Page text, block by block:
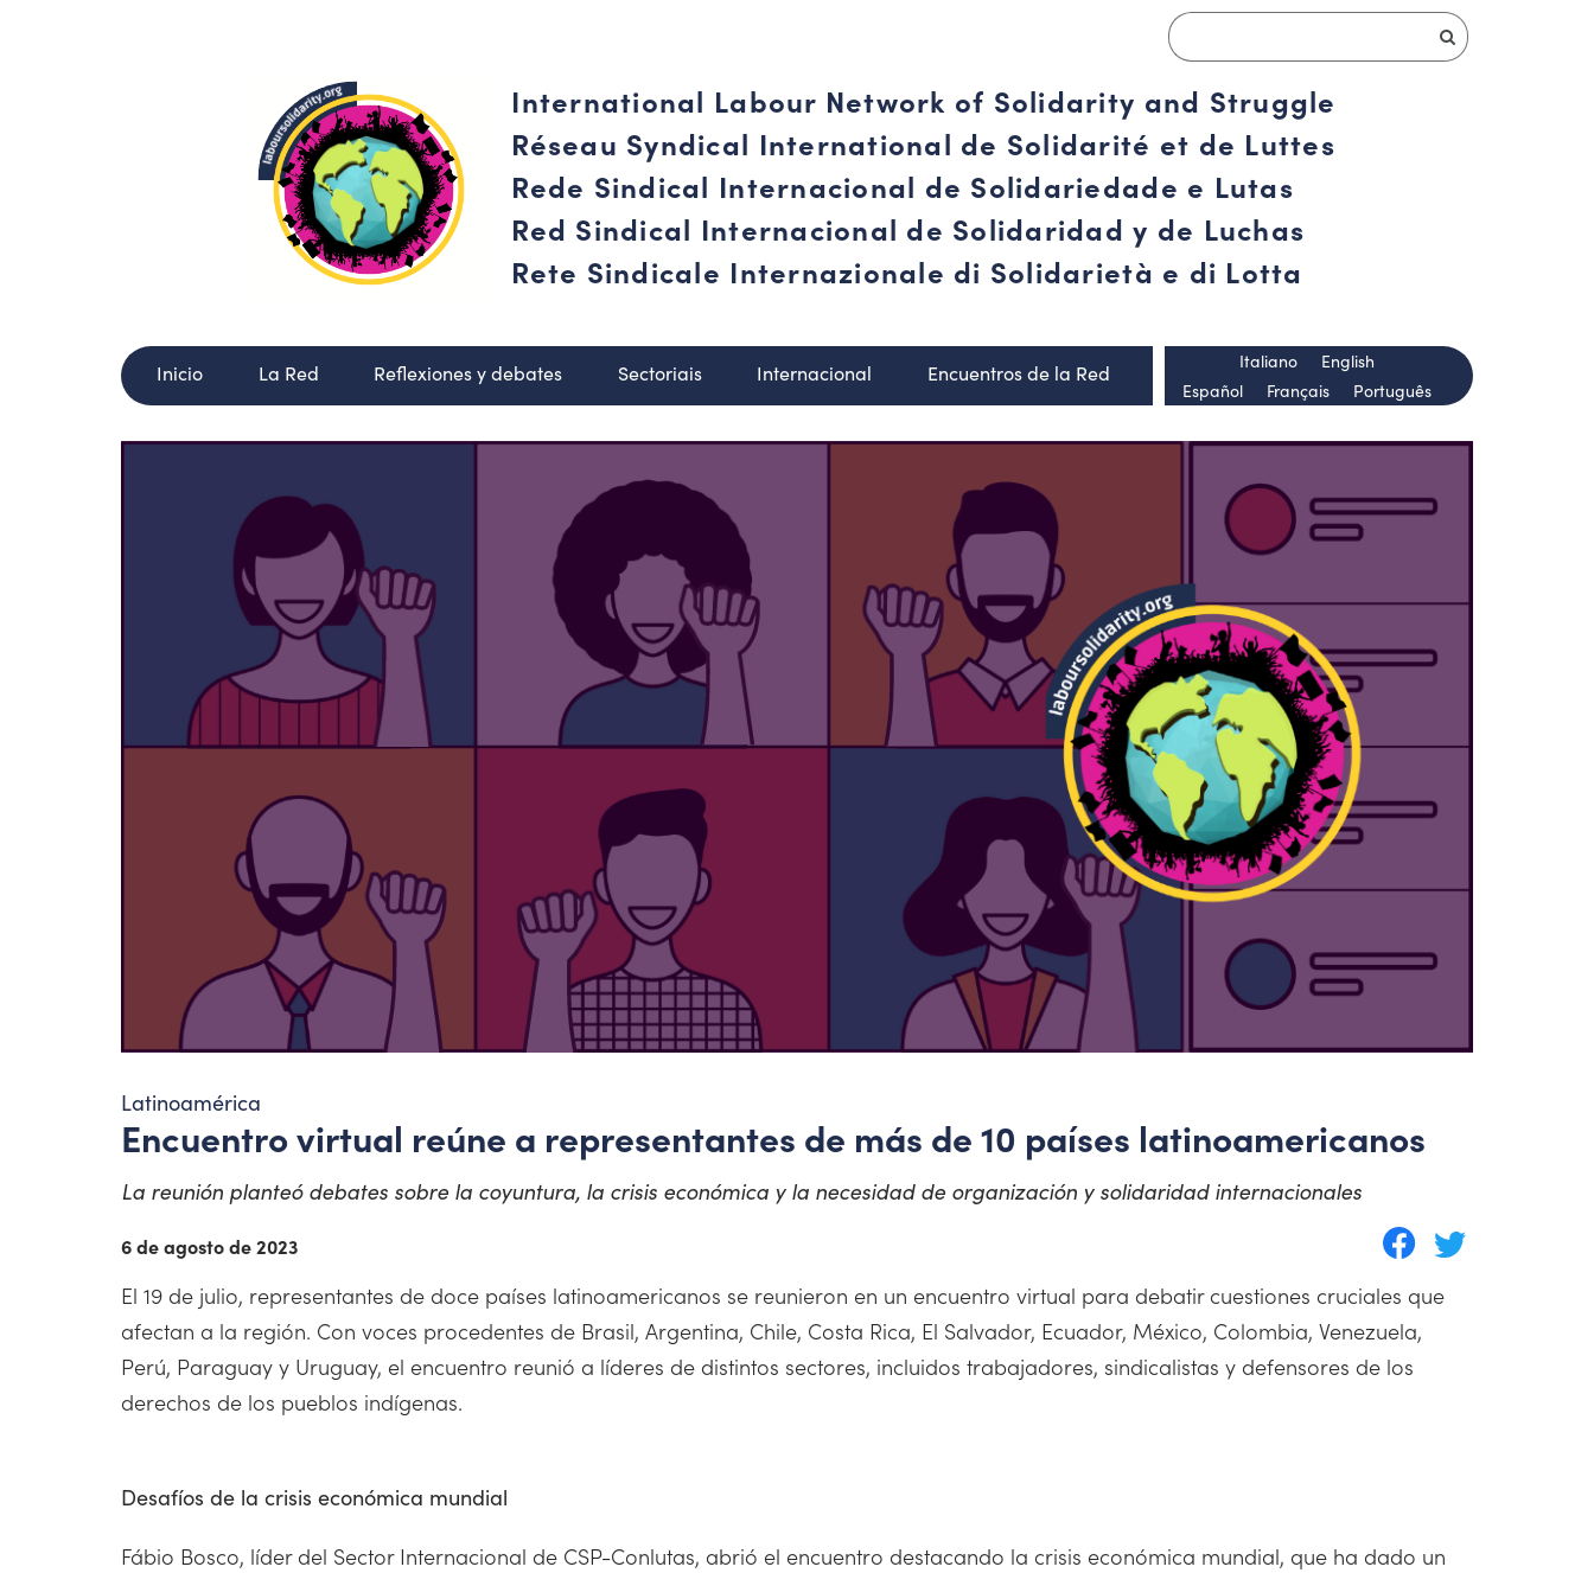
International Labour Network of Solidarity and Struggle
Réseau Syndical International de Solidarité et de Luttes
Rede Sindical Internacional de Solidariedade e Lutas
Red Sindical Internacional de Solidaridad y de Luchas
Rete Sindicale Internazionale di Solidarietà e di Lotta
Inicio La Red Reflexiones y debates Sectoriais Internacional Encuentros de la Red
Español Français Português
Italiano English
Latinoamérica
Encuentro virtual reúne a representantes de más de 10 países latinoamericanos
La reunión planteó debates sobre la coyuntura, la crisis económica y la necesidad de organización y solidaridad internacionales
6 de agosto de 2023
El 19 de julio, representantes de doce países latinoamericanos se reunieron en un encuentro virtual para debatir cuestiones cruciales que
afectan a la región. Con voces procedentes de Brasil, Argentina, Chile, Costa Rica, El Salvador, Ecuador, México, Colombia, Venezuela,
Perú, Paraguay y Uruguay, el encuentro reunió a líderes de distintos sectores, incluidos trabajadores, sindicalistas y defensores de los
derechos de los pueblos indígenas.
Desafíos de la crisis económica mundial
Fábio Bosco, líder del Sector Internacional de CSP-Conlutas, abrió el encuentro destacando la crisis económica mundial, que ha dado un